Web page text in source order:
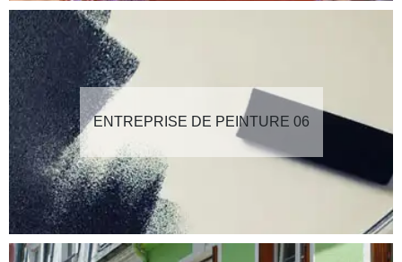
ENTREPRISE DE PEINTURE 06